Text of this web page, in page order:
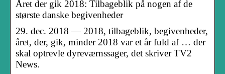
Året der gik 2018: Tilbageblik på nogen af de
største danske begivenheder
29. dec. 2018 — 2018, tilbageblik, begivenheder,
året, der, gik, minder 2018 var et år fuld af … der
skal optrevle dyreværnssager, det skriver TV2
News.